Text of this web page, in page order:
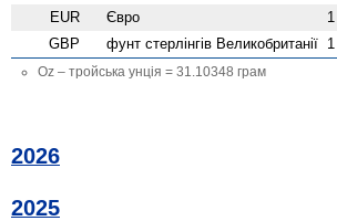
EUR Євро 1
GBP фунт стерлінгів Велико­британії 1
Oz – тройська унція = 31.10348 грам
2026
2025